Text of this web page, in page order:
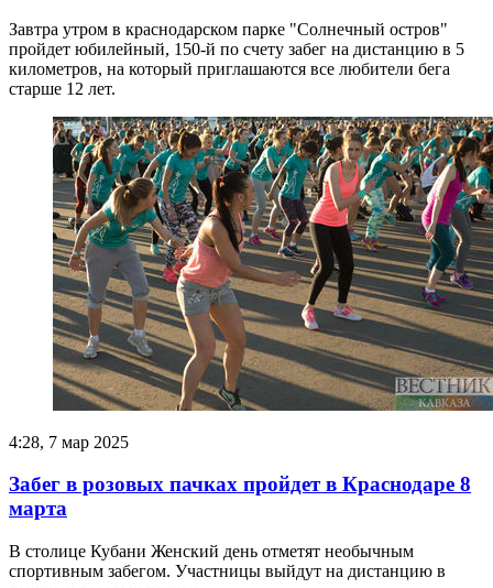
Завтра утром в краснодарском парке "Солнечный остров"
пройдет юбилейный, 150-й по счету забег на дистанцию в 5
километров, на который приглашаются все любители бега
старше 12 лет.
4:28, 7 мар 2025
Забег в розовых пачках пройдет в Краснодаре 8
марта
В столице Кубани Женский день отметят необычным
спортивным забегом. Участницы выйдут на дистанцию в